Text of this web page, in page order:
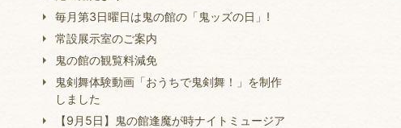
毎月第3日曜日は鬼の館の「鬼ッズの日」!
常設展示室のご案内
鬼の館の観覧料減免
鬼剣舞体験動画「おうちで鬼剣舞！」を制作
しました
【9月5日】鬼の館逢魔が時ナイトミュージア